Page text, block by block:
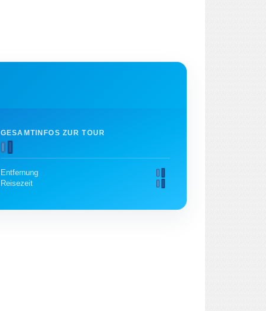
GESAMTINFOS ZUR TOUR
Entfernung
Reisezeit